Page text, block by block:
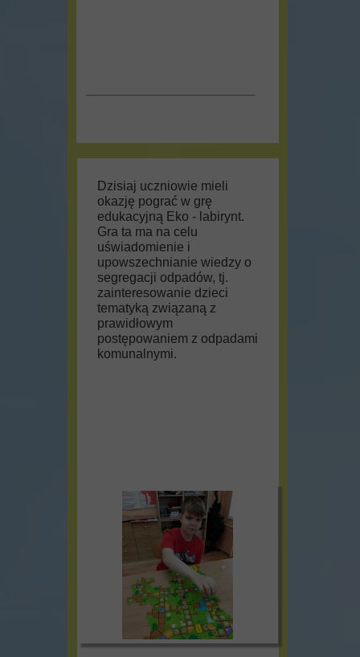
Dzisiaj uczniowie mieli
okazję pograć w grę
edukacyjną Eko - labirynt.
Gra ta ma na celu
uświadomienie i
upowszechnianie wiedzy o
segregacji odpadów, tj.
zainteresowanie dzieci
tematyką związaną z
prawidłowym
postępowaniem z odpadami
komunalnymi.